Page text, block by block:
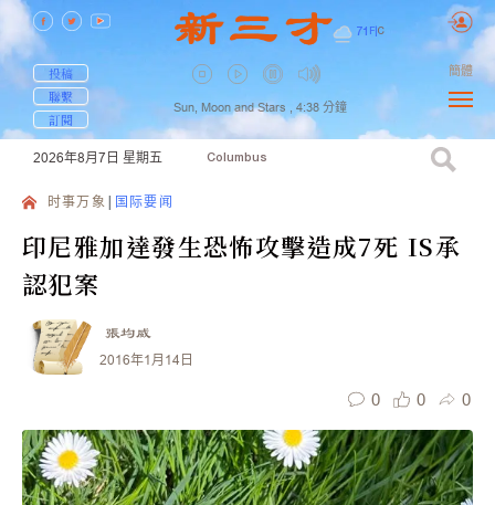
71 F| C
投稿
聯繫
訂閱
Sun, Moon and Stars , 4:38 分鐘
簡體
2026年8月7日 星期五 Columbus
时事万象 国际要闻
印尼雅加達發生恐怖攻擊造成7死 IS承
認犯案
張均威
2016年1月14日
0 0 0